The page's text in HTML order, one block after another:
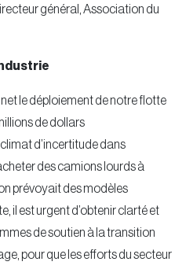
général, Association du
le déploiement de notre flotte
de dollars
d’incertitude dans
des camions lourds à
prévoyait des modèles
il est urgent d’obtenir clarté et
de soutien à la transition
pour que les efforts du secteur